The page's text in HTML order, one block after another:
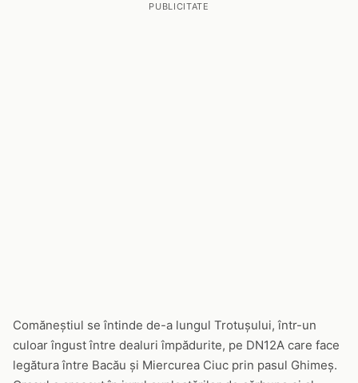
PUBLICITATE
Comăneștiul se întinde de-a lungul Trotușului, într-un
culoar îngust între dealuri împădurite, pe DN12A care face
legătura între Bacău și Miercurea Ciuc prin pasul Ghimeș.